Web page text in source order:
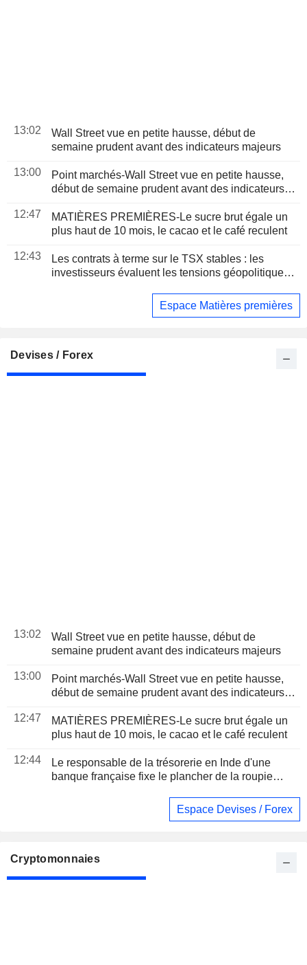
13:02
Wall Street vue en petite hausse, début de
semaine prudent avant des indicateurs majeurs
13:00
Point marchés-Wall Street vue en petite hausse,
début de semaine prudent avant des indicateurs
12:47
MATIÈRES PREMIÈRES-Le sucre brut égale un
plus haut de 10 mois, le cacao et le café reculent
12:43
Les contrats à terme sur le TSX stables : les
investisseurs évaluent les tensions géopolitiques
Espace Matières premières
Devises / Forex
13:02
Wall Street vue en petite hausse, début de
semaine prudent avant des indicateurs majeurs
13:00
Point marchés-Wall Street vue en petite hausse,
début de semaine prudent avant des indicateurs
12:47
MATIÈRES PREMIÈRES-Le sucre brut égale un
plus haut de 10 mois, le cacao et le café reculent
12:44
Le responsable de la trésorerie en Inde d'une
banque française fixe le plancher de la roupie
Espace Devises / Forex
Cryptomonnaies